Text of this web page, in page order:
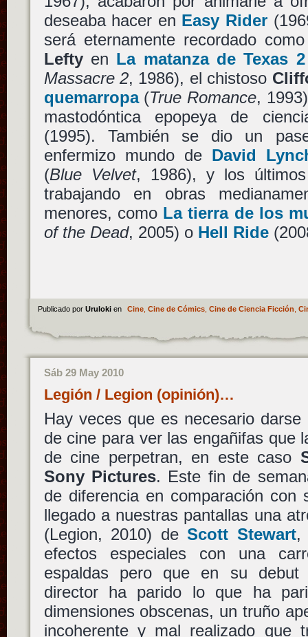
deseaba hacer en Easy Rider
será eternamente recordado
Leftyen La matanza de Texas 2
Massacre 2, 1986), el chistoso
quemarropa(True Romance,
mastodóntica epopeya de
(1995). También se dio un
enfermizo mundo de David
(Blue Velvet, 1986), y los
trabajando en obras
menores, como La tierra de los
of the Dead, 2005) o Hell Ride
Publicado por Uruloki en Cine, Cine de Cómics, Cine de Ciencia Ficción
Sáb 29 May 2010
Legión / Legion (opinión)…
Hay veces que es necesario
de cine para ver las engañifas que
de cine perpetran, en este caso
Sony Pictures. Este fin de
de diferencia en comparación con
llegado a nuestras pantallas una
(Legion, 2010) deScott Stewart,
efectos especiales con una
espaldas pero que en su debut
director ha parido lo que ha
dimensiones obscenas, un truño
incoherente y mal realizado que